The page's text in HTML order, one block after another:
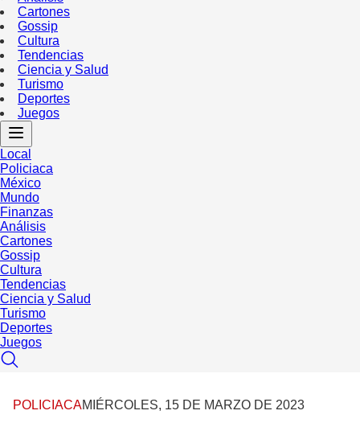
Cartones
Gossip
Cultura
Tendencias
Ciencia y Salud
Turismo
Deportes
Juegos
Local
Policiaca
México
Mundo
Finanzas
Análisis
Cartones
Gossip
Cultura
Tendencias
Ciencia y Salud
Turismo
Deportes
Juegos
POLICIACAMIÉRCOLES, 15 DE MARZO DE 2023